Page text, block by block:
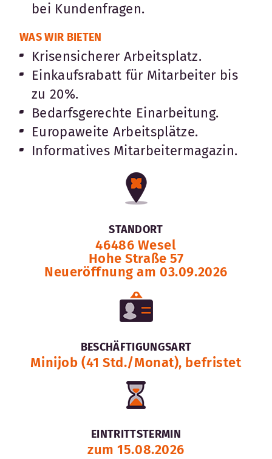
bei Kundenfragen.
WAS WIR BIETEN
Krisensicherer Arbeitsplatz.
Einkaufsrabatt für Mitarbeiter bis
zu 20%.
Bedarfsgerechte Einarbeitung.
Europaweite Arbeitsplätze.
Informatives Mitarbeitermagazin.
STANDORT
46486 Wesel
Hohe Straße 57
Neueröffnung am 03.09.2026
BESCHÄFTIGUNGSART
Minijob (41 Std./Monat), befristet
EINTRITTSTERMIN
zum 15.08.2026